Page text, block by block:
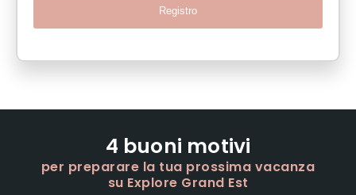
Registro
4 buoni motivi
per preparare la tua prossima vacanza
su Explore Grand Est